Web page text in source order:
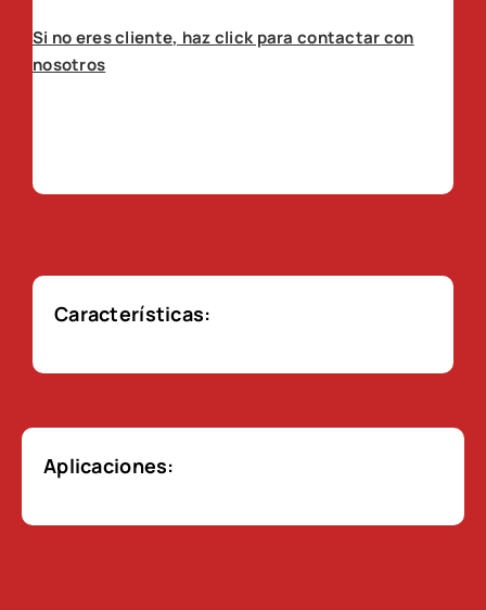
Si no eres cliente, haz click para contactar con
nosotros
Características:
Aplicaciones: